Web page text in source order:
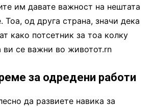
им давате важност на нештата
Тоа, од друга страна, значи дека
како потсетник за тоа колку
ви се важни во животот.rn
за одредени работи
да развиете навика за